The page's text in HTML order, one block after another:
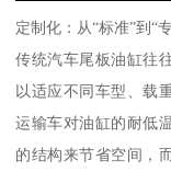
定制化：从“标准”到“
传统汽车尾板油缸往
以适应不同车型、载
运输车对油缸的耐低
的结构来节省空间，